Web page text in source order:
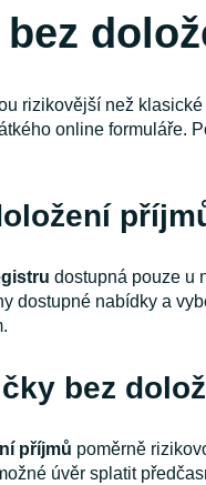
rizikovější než
online formuláře.
dostupná pouze u
dostupné nabídky a
bez
příjmů poměrně
úvěr splatit